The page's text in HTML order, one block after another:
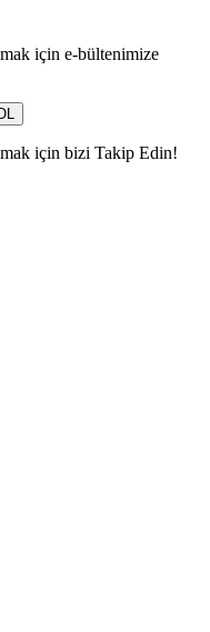
için e-bültenimize
için bizi Takip Edin!